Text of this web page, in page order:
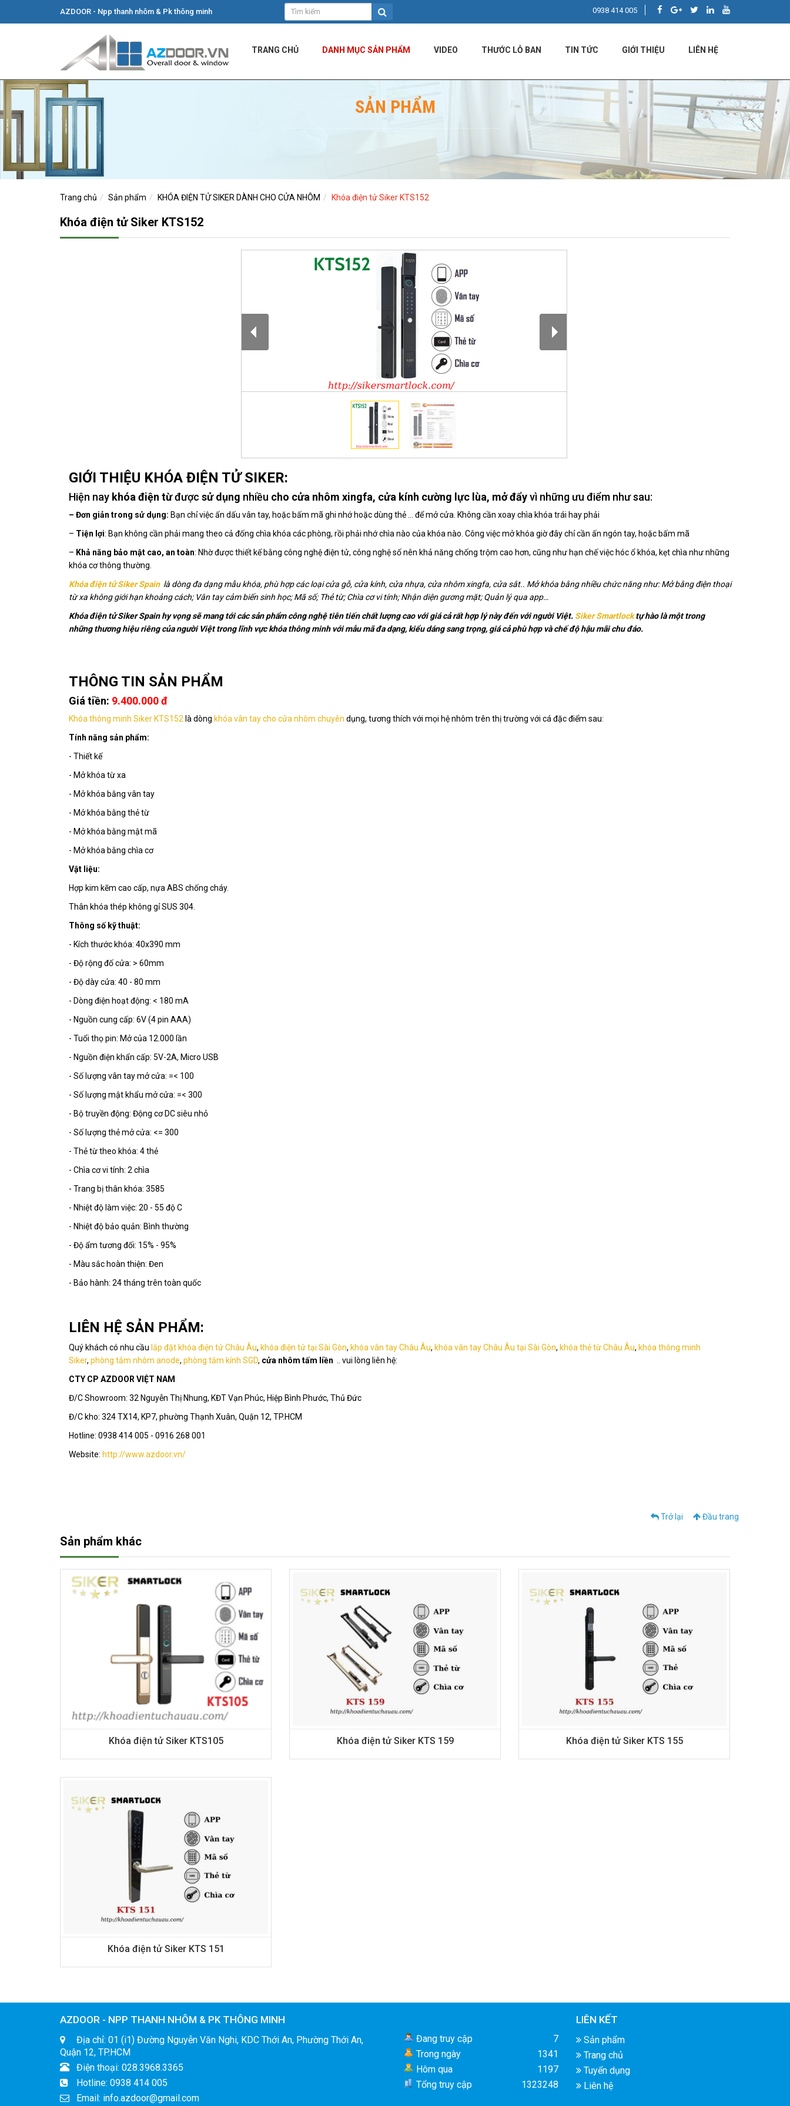
AZDOOR - Npp thanh nhôm & Pk thông minh 0938 414 005
TRANG CHỦ DANH MỤC SẢN PHẨM VIDEO THƯỚC LỖ BAN TIN TỨC GIỚI THIỆU LIÊN HỆ
SẢN PHẨM
Trang chủ Sản phẩm KHÓA ĐIỆN TỬ SIKER DÀNH CHO CỬA NHÔM Khóa điện tử Siker KTS152
Khóa điện tử Siker KTS152
GIỚI THIỆU KHÓA ĐIỆN TỬ SIKER:
Hiện nay khóa điện từđược sử dụng nhiều cho cửa nhôm xingfa, cửa kính cường lực lùa, mở đẩyvì những ưu điểm như sau:
– Đơn giản trong sử dụng: Bạn chỉ việc ấn dấu vân tay, hoặc bấm mã ghi nhớ hoặc dùng thẻ … để mở cửa. Không cần xoay chìa khóa trái hay phải
– Tiện lợi: Bạn không cần phải mang theo cả đống chìa khóa các phòng, rồi phải nhớ chìa nào của khóa nào. Công việc mở khóa giờ đây chỉ cần ấn ngón tay, hoặc bấm mã
– Khả năng bảo mật cao, an toàn: Nhờ được thiết kế bằng công nghệ điện tử, công nghệ số nên khả năng chống trộm cao hơn, cũng như hạn chế việc hóc ổ khóa, kẹt chìa như những
khóa cơ thông thường.
Khóa điện tử Siker Spainlà dòng đa dạng mẫu khóa, phù hợp các loại cửa gỗ, cửa kính, cửa nhựa, cửa nhôm xingfa, cửa sắt.. Mở khóa bằng nhiều chức năng như: Mở bằng điện thoại
từ xa không giới hạn khoảng cách; Vân tay cảm biến sinh học; Mã số; Thẻ từ; Chìa cơ vi tính; Nhận diện gương mặt; Quản lý qua app…
Khóa điện tử Siker Spain hy vọng sẽ mang tới các sản phẩm công nghệ tiên tiến chất lượng cao với giá cả rất hợp lý này đến với người Việt. Siker Smartlocktự hào là một trong
những thương hiệu riêng của người Việt trong lĩnh vực khóa thông minh với mẫu mã đa dạng, kiểu dáng sang trọng, giá cả phù hợp và chế độ hậu mãi chu đáo.
THÔNG TIN SẢN PHẨM
Giá tiền: 9.400.000 đ
Khóa thông minh Siker KTS1 52 là dòng khóa vân tay cho cửa nhôm chuyên dụng, tương thích với mọi hệ nhôm trên thị trường với cá đặc điểm sau:
Tính năng sản phẩm:
- Thiết kế
- Mở khóa từ xa
- Mở khóa bằng vân tay
- Mở khóa bằng thẻ từ
- Mở khóa bằng mật mã
- Mở khóa bằng chìa cơ
Vật liệu:
Hợp kim kẽm cao cấp, nựa ABS chống cháy.
Thân khóa thép không gỉ SUS 304.
Thông số kỹ thuật:
- Kích thước khóa: 40x390 mm
- Độ rộng đố cửa: > 60mm
- Độ dày cửa: 40 - 80 mm
- Dòng điện hoạt động: < 180 mA
- Nguồn cung cấp: 6V (4 pin AAA)
- Tuổi thọ pin: Mở của 12.000 lần
- Nguồn điện khẩn cấp: 5V-2A, Micro USB
- Số lượng vân tay mở cửa: =< 100
- Số lượng mật khẩu mở cửa: =< 300
- Bộ truyền động: Động cơ DC siêu nhỏ
- Số lượng thẻ mở cửa: <= 300
- Thẻ từ theo khóa: 4 thẻ
- Chìa cơ vi tính: 2 chìa
- Trang bị thân khóa: 3585
- Nhiệt độ làm việc: 20 - 55 độ C
- Nhiệt độ bảo quản: Bình thường
- Độ ẩm tương đối: 15% - 95%
- Màu sắc hoàn thiện: Đen
- Bảo hành: 24 tháng trên toàn quốc
LIÊN HỆ SẢN PHẨM:
Quý khách có nhu cầu lắp đặt khóa điện tử Châu Âu, khóa điện tử tại Sài Gòn, khóa vân tay Châu Âu, khóa vân tay Châu Âu tại Sài Gòn, khóa thẻ từ Châu Âu, khóa thông minh
Siker, phòng tắm nhôm anode, phòng tắm kính SGD, cửa nhôm tấm liền .. vui lòng liên hệ:
CTY CP AZDOOR VIỆT NAM
Đ/C Showroom: 32 Nguyễn Thị Nhung, KĐT Vạn Phúc, Hiệp Bình Phước, Thủ Đức
Đ/C kho: 324 TX14, KP7, phường Thạnh Xuân, Quận 12, TP.HCM
Hotline: 0938 414 005 - 0916 268 001
Website: http://www.azdoor.vn/
Trở lại Đầu trang
Sản phẩm khác
Khóa điện tử Siker KTS105 Khóa điện tử Siker KTS 159 Khóa điện tử Siker KTS 155
Khóa điện tử Siker KTS 151
AZDOOR - NPP THANH NHÔM & PK THÔNG MINH
Địa chỉ: 01 (i1) Đường Nguyễn Văn Nghi, KDC Thới An, Phường Thới An,
Quận 12, TP.HCM
Điện thoại: 028.3968.3365
Hotline: 0938 414 005
Email: info.azdoor@gmail.com
Đang truy cập
7
Trong ngày
1341
Hôm qua
1197
Tổng truy cập
1323248
LIÊN KẾT
Sản phẩm
Trang chủ
Tuyển dụng
Liên hệ